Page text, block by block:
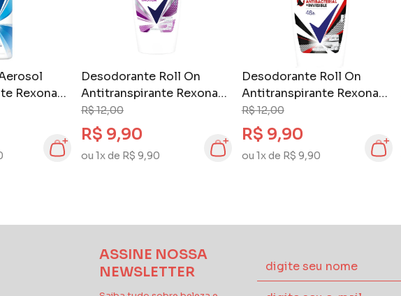
Rexona
Pague
Desodorante Roll On
Antitranspirante Rexona
50 ml Active Motion
R$ 12,00
R$ 9,90
ou 1x de R$ 9,90
Desodorante Roll On
Antitranspirante Rexona
50 ml Antibacterial +
Invisible
R$ 12,00
R$ 9,90
ou 1x de R$ 9,90
ASSINE NOSSA
NEWSLETTER